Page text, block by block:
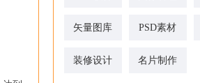
矢量图库 PSD素材
装修设计 名片制作